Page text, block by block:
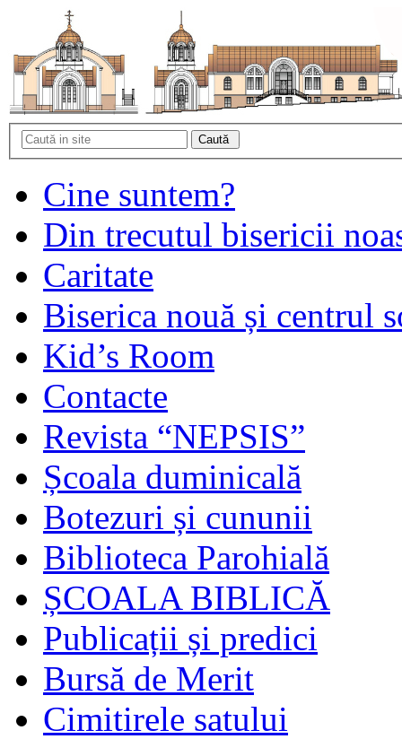
Cine suntem?
Din trecutul bisericii
Caritate
Biserica nouă și centrul
Kid’s Room
Contacte
Revista “NEPSIS”
Școala duminicală
Botezuri și cununii
Biblioteca Parohială
ȘCOALA BIBLICĂ
Publicații și predici
Bursă de Merit
Cimitirele satului